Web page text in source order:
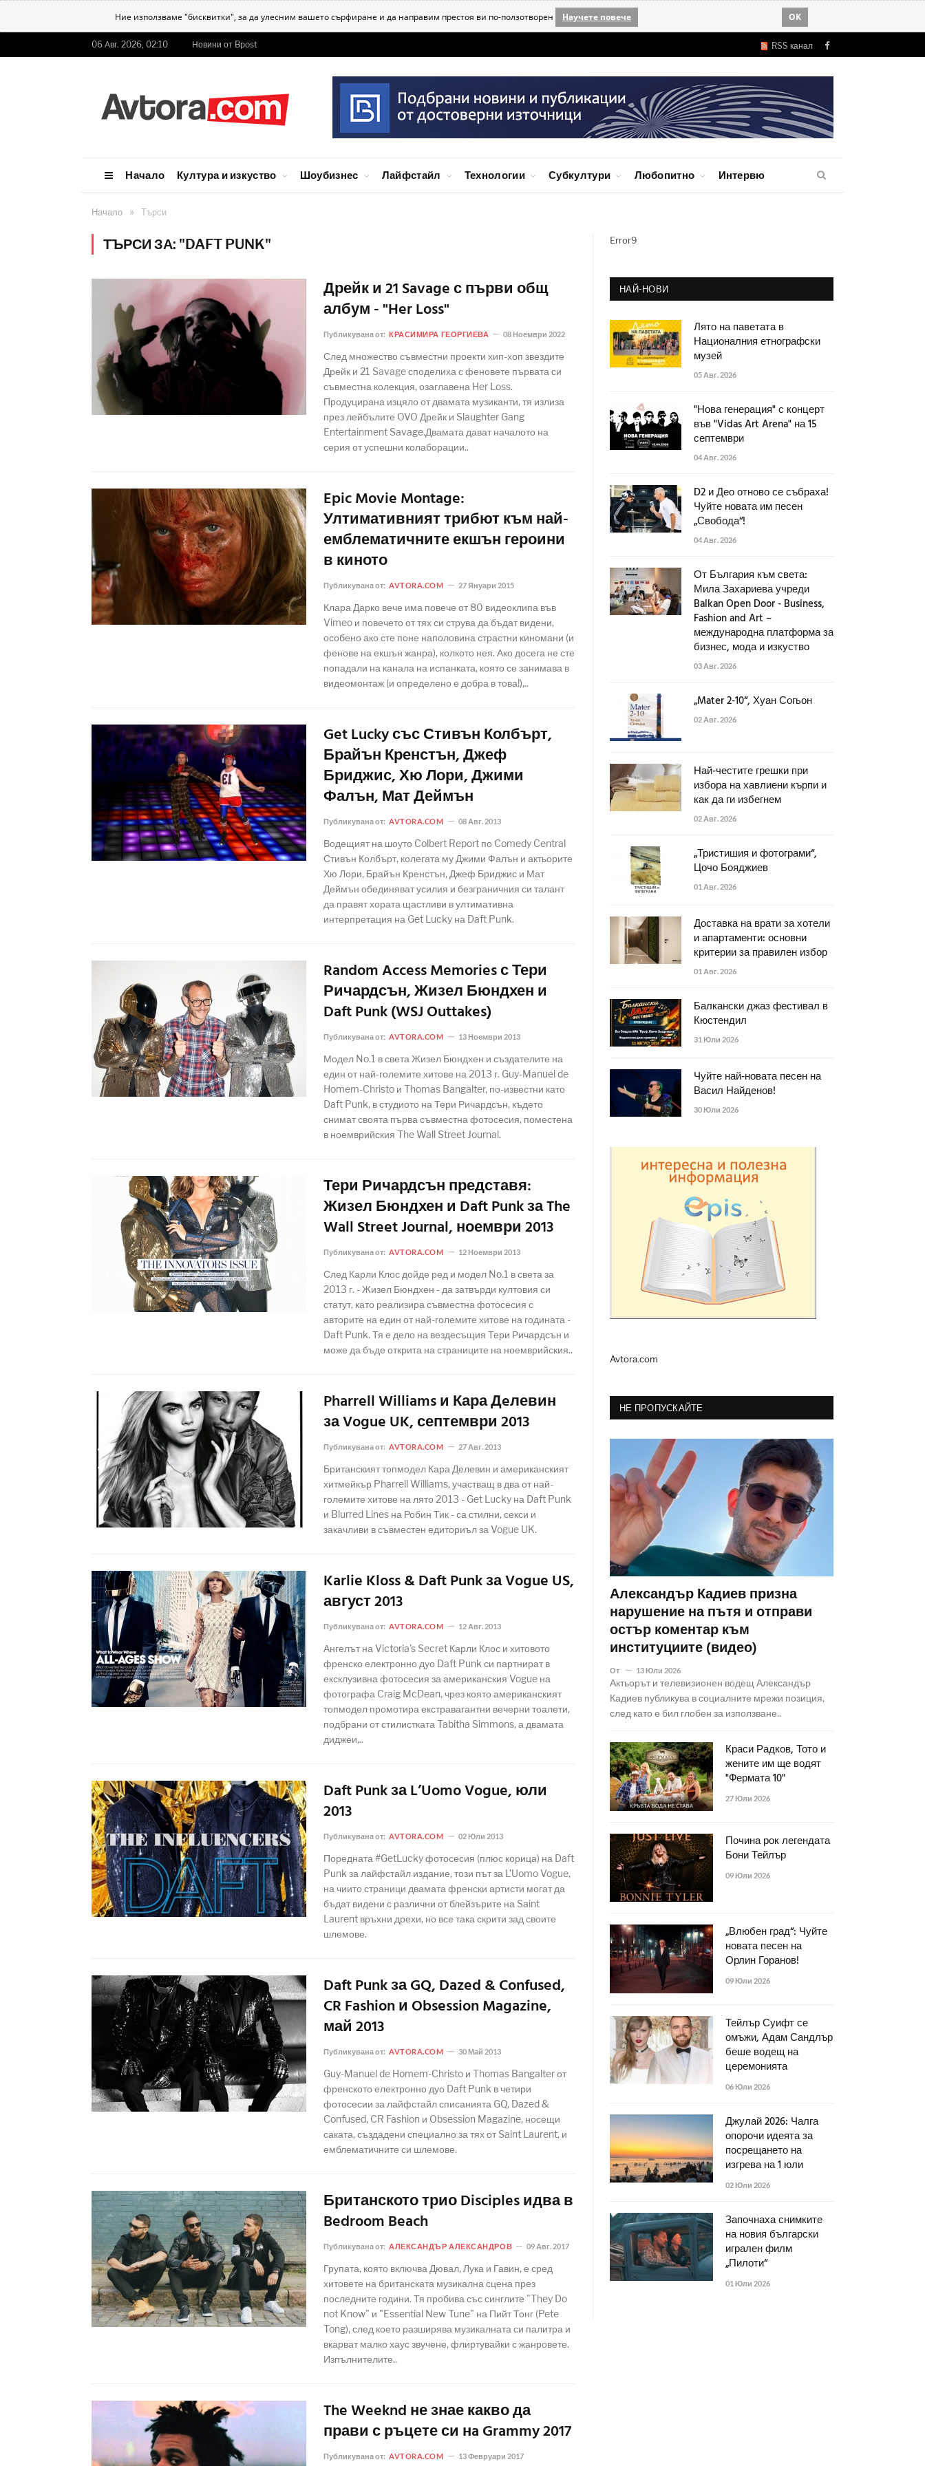
Ние използваме "бисквитки", за да улесним вашето сърфиране и да направим престоя ви по-ползотворен Научете повече OK
06 Авг. 2026, 02:10 Новини от Bpost RSS канал Facebook
Начало Култура и изкуство Шоубизнес Лайфстайл Технологии Субкултури Любопитно Интервю
Начало » Търси
ТЪРСИ ЗА: "DAFT PUNK"
Дрейк и 21 Savage с първи общ
албум - "Her Loss"
Публикувана от: КРАСИМИРА ГЕОРГИЕВА 08 Ноември 2022
След множество съвместни проекти хип-хоп звездите
Дрейк и 21 Savage споделиха с феновете първата си
съвместна колекция, озаглавена Her Loss.
Продуцирана изцяло от двамата музиканти, тя излиза
през лейбълите OVO Дрейк и Slaughter Gang
Entertainment Savage.Двамата дават началото на
серия от успешни колаборации..
Epic Movie Montage:
Ултимативният трибют към най-
емблематичните екшън героини
в киното
Публикувана от: AVTORA.COM 27 Януари 2015
Клара Дарко вече има повече от 80 видеоклипа във
Vimeo и повечето от тях си струва да бъдат видени,
особено ако сте поне наполовина страстни киномани (и
фенове на екшън жанра), колкото нея. Ако досега не сте
попадали на канала на испанката, която се занимава в
видеомонтаж (и определено е добра в това!),..
Get Lucky със Стивън Колбърт,
Брайън Кренстън, Джеф
Бриджис, Хю Лори, Джими
Фалън, Мат Деймън
Публикувана от: AVTORA.COM 08 Авг. 2013
Водещият на шоуто Colbert Report по Comedy Central
Стивън Колбърт, колегата му Джими Фалън и актьорите
Хю Лори, Брайън Кренстън, Джеф Бриджис и Мат
Деймън обединяват усилия и безграничния си талант
да правят хората щастливи в ултимативна
интерпретация на Get Lucky на Daft Punk.
Random Access Memories с Тери
Ричардсън, Жизел Бюндхен и
Daft Punk (WSJ Outtakes)
Публикувана от: AVTORA.COM 13 Ноември 2013
Модел No.1 в света Жизел Бюндхен и създателите на
един от най-големите хитове на 2013 г. Guy-Manuel de
Homem-Christo и Thomas Bangalter, по-известни като
Daft Punk, в студиото на Тери Ричардсън, където
снимат своята първа съвместна фотосесия, поместена
в ноемврийския The Wall Street Journal.
Тери Ричардсън представя:
Жизел Бюндхен и Daft Punk за The
Wall Street Journal, ноември 2013
Публикувана от: AVTORA.COM 12 Ноември 2013
След Карли Клос дойде ред и модел No.1 в света за
2013 г. - Жизел Бюндхен - да затвърди култовия си
статут, като реализира съвместна фотосесия с
авторите на един от най-големите хитове на годината -
Daft Punk. Тя е дело на вездесъщия Тери Ричардсън и
може да бъде открита на страниците на ноемврийския..
Pharrell Williams и Кара Дeлевин
за Vogue UK, септември 2013
Публикувана от: AVTORA.COM 27 Авг. 2013
Британският топмодел Кара Делевин и американският
хитмейкър Pharrell Williams, участващ в два от най-
големите хитове на лято 2013 - Get Lucky на Daft Punk
и Blurred Lines на Робин Тик - са стилни, секси и
закачливи в съвместен едиториъл за Vogue UK.
Karlie Kloss & Daft Punk за Vogue US,
август 2013
Публикувана от: AVTORA.COM 12 Авг. 2013
Ангелът на Victoria's Secret Карли Клос и хитовото
френско електронно дуо Daft Punk си партнират в
ексклузивна фотосесия за американския Vogue на
фотографа Craig McDean, чрез която американският
топмодел промотира екстравагантни вечерни тоалети,
подбрани от стилистката Tabitha Simmons, а двамата
диджеи,..
Daft Punk за L’Uomo Vogue, юли
2013
Публикувана от: AVTORA.COM 02 Юли 2013
Поредната #GetLucky фотосесия (плюс корица) на Daft
Punk за лайфстайл издание, този път за L’Uomo Vogue,
на чиито страници двамата френски артисти могат да
бъдат видени с различни от блейзърите на Saint
Laurent връхни дрехи, но все така скрити зад своите
шлемове.
Daft Punk за GQ, Dazed & Confused,
CR Fashion и Obsession Magazine,
май 2013
Публикувана от: AVTORA.COM 30 Май 2013
Guy-Manuel de Homem-Christo и Thomas Bangalter от
френското електронно дуо Daft Punk в четири
фотосесии за лайфстайл списанията GQ, Dazed &
Confused, CR Fashion и Obsession Magazine, носещи
саката, създадени специално за тях от Saint Laurent, и
емблематичните си шлемове.
Британското трио Disciples идва в
Bedroom Beach
Публикувана от: АЛЕКСАНДЪР АЛЕКСАНДРОВ 09 Авг. 2017
Групата, която включва Дювал, Лука и Гавин, е сред
хитовете на британската музикална сцена през
последните години. Тя пробива със синглите "They Do
not Know" и "Essential New Tune" на Пийт Тонг (Pete
Tong), след което разширява музикалната си палитра и
вкарват малко хаус звучене, флиртувайки с жанровете.
Изпълнителите..
The Weeknd не знае какво да
прави с ръцете си нa Grammy 2017
Публикувана от: AVTORA.COM 13 Февруари 2017
Error9
НАЙ-НОВИ
Лято на паветата в
Националния етнографски
музей
05 Авг. 2026
"Нова генерация" с концерт
във "Vidas Art Arena" на 15
септември
04 Авг. 2026
D2 и Део отново се събраха!
Чуйте новата им песен
„Свобода“!
04 Авг. 2026
От България към света:
Мила Захариева учреди
Balkan Open Door - Business,
Fashion and Art –
международна платформа за
бизнес, мода и изкуство
03 Авг. 2026
„Mater 2-10“, Хуан Согьон
02 Авг. 2026
Най-честите грешки при
избора на хавлиени кърпи и
как да ги избегнем
02 Авг. 2026
„Тристишия и фотограми“,
Цочо Бояджиев
01 Авг. 2026
Доставка на врати за хотели
и апартаменти: основни
критерии за правилен избор
01 Авг. 2026
Балкански джаз фестивал в
Кюстендил
31 Юли 2026
Чуйте най-новата песен на
Васил Найденов!
30 Юли 2026
Avtora.com
НЕ ПРОПУСКАЙТЕ
Александър Кадиев призна
нарушение на пътя и отправи
остър коментар към
институциите (видео)
От 13 Юли 2026
Актьорът и телевизионен водещ Александър
Кадиев публикува в социалните мрежи позиция,
след като е бил глобен за използване..
Краси Радков, Тото и
жените им ще водят
"Фермата 10"
27 Юли 2026
Почина рок легендата
Бони Тейлър
09 Юли 2026
„Влюбен град“: Чуйте
новата песен на
Орлин Горанов!
09 Юли 2026
Тейлър Суифт се
омъжи, Адам Сандлър
беше водещ на
церемонията
06 Юли 2026
Джулай 2026: Чалга
опорочи идеята за
посрещането на
изгрева на 1 юли
02 Юли 2026
Започнаха снимките
на новия български
игрален филм
„Пилоти“
01 Юли 2026